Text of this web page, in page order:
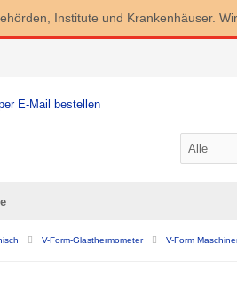
Institute und Krankenhäuser.
V-Form-Glasthermometer V-Form